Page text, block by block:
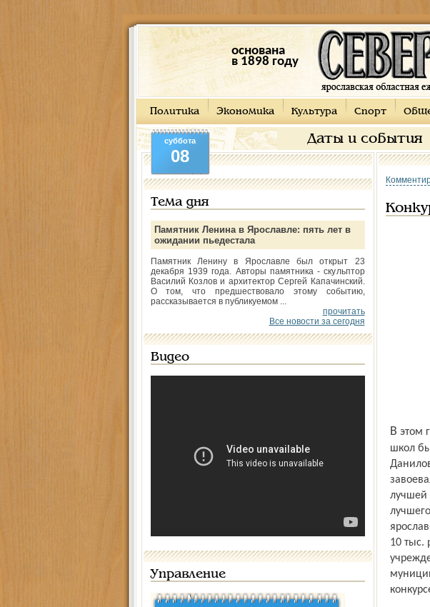
основана
в 1898 году
Политика Экономика Культура Спорт
Даты и события
суббота
08
Тема дня
Памятник Ленина в Ярославле: пять лет в
ожидании пьедестала
Памятник Ленину в Ярославле был открыт 23
декабря 1939 года. Авторы памятника - скульптор
Василий Козлов и архитектор Сергей Капачинский.
О том, что предшествовало этому событию,
рассказывается в публикуемом ...
прочитать
Все новости за сегодня
Видео
Управление
В этом году областной конкурс включал пять номинаций. Лучшей среди городских
школ
лучшей
10 тыс.